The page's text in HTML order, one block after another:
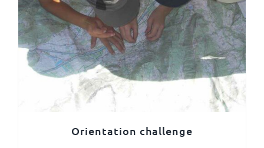
Orientation challenge